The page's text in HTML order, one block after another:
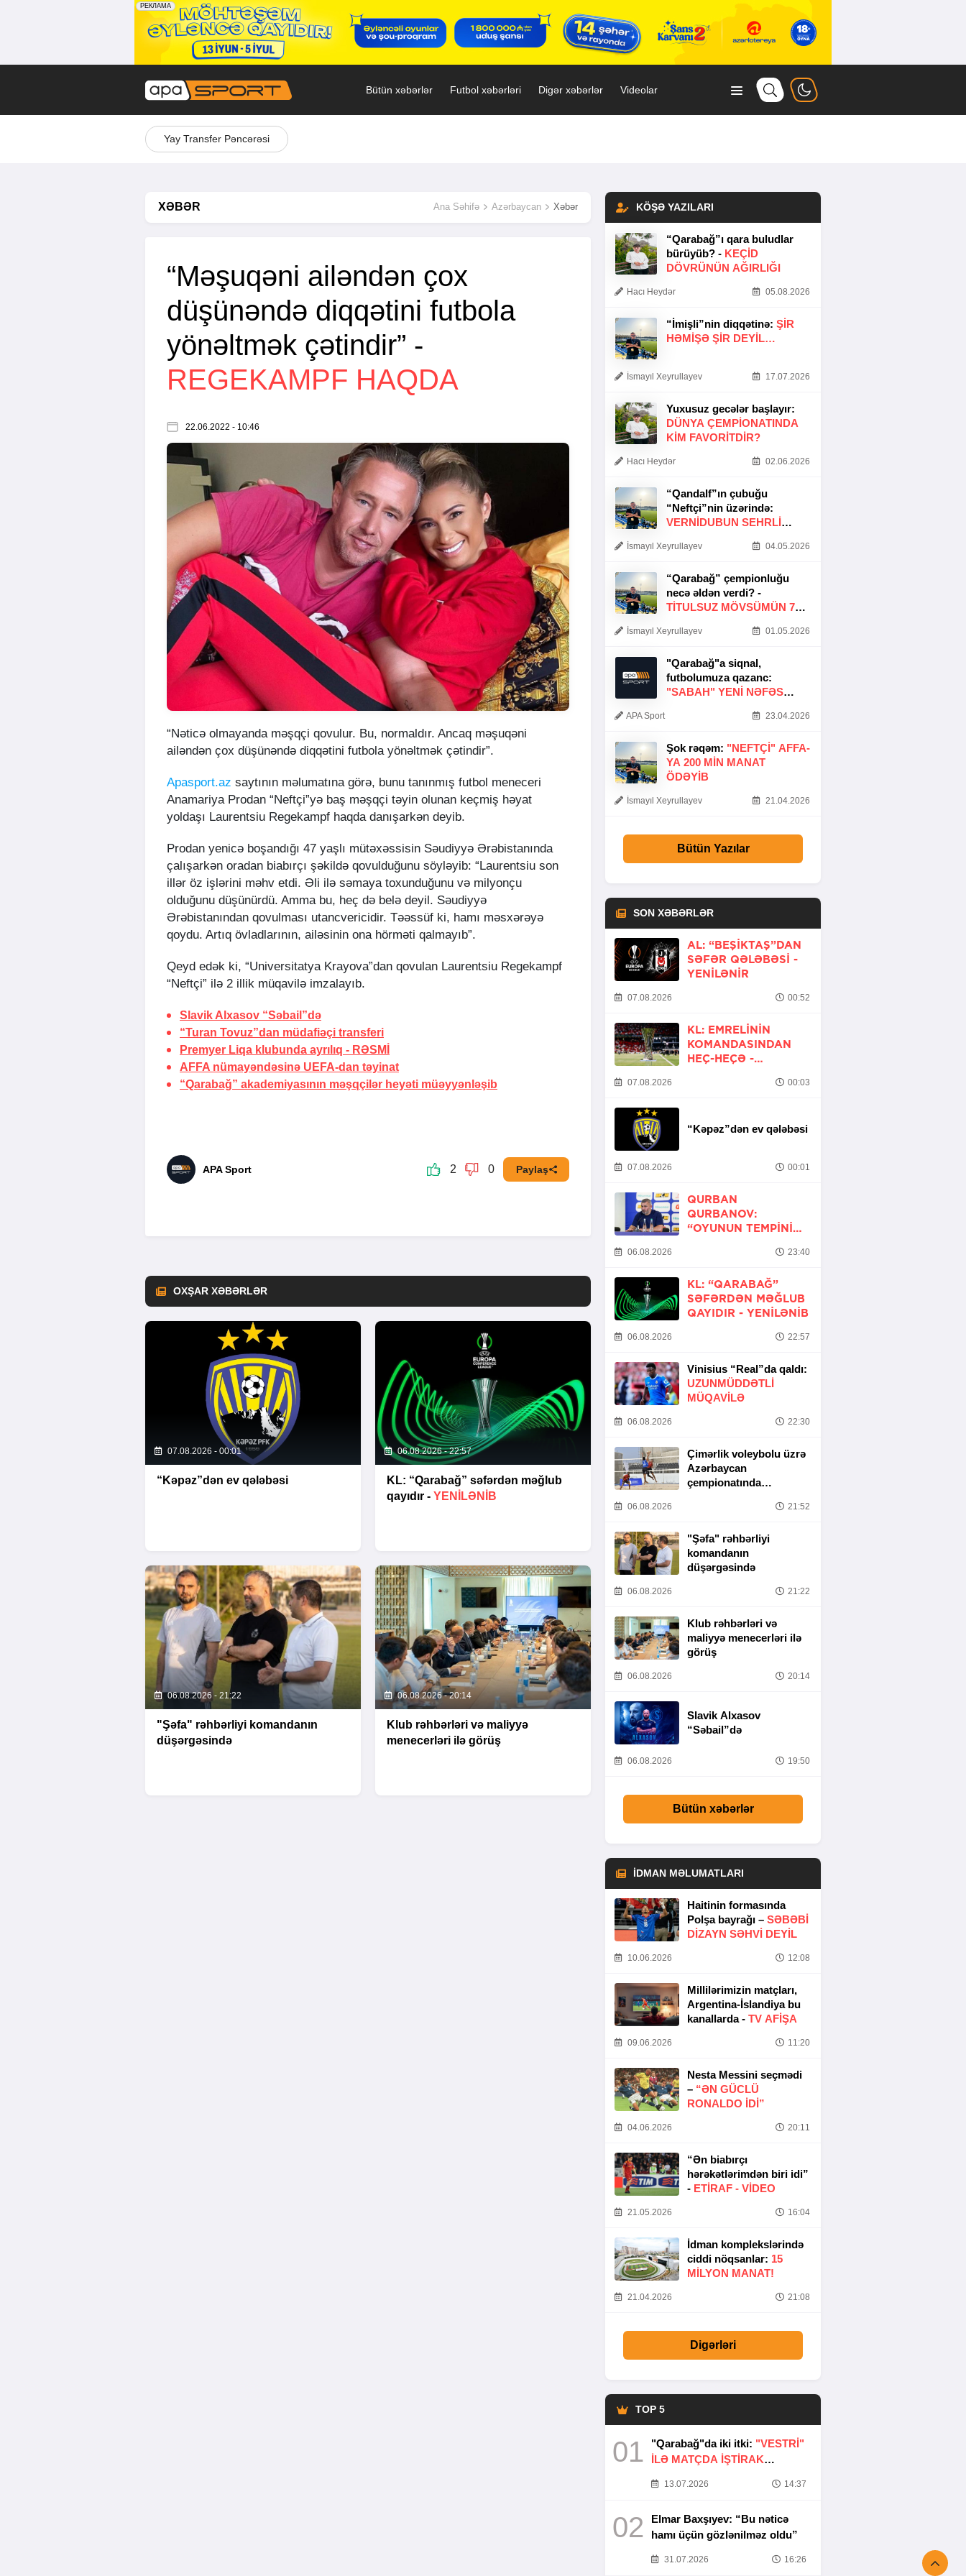
Bütün xəbərlər Futbol xəbərləri Digər xəbərlər Videolar
Yay Transfer Pəncərəsi
XƏBƏR Ana Səhifə Azərbaycan Xəbər
“Məşuqəni ailəndən çox
düşünəndə diqqətini futbola
yönəltmək çətindir” -
REGEKAMPF HAQDA
22.06.2022 - 10:46
“Nəticə olmayanda məşqçi qovulur. Bu, normaldır. Ancaq məşuqəni
ailəndən çox düşünəndə diqqətini futbola yönəltmək çətindir”.
Apasport.az saytının məlumatına görə, bunu tanınmış futbol meneceri
Anamariya Prodan “Neftçi”yə baş məşqçi təyin olunan keçmiş həyat
yoldaşı Laurentsiu Regekampf haqda danışarkən deyib.
Prodan yenicə boşandığı 47 yaşlı mütəxəssisin Səudiyyə Ərəbistanında
çalışarkən oradan biabırçı şəkildə qovulduğunu söyləyib: “Laurentsiu son
illər öz işlərini məhv etdi. Əli ilə səmaya toxunduğunu və milyonçu
olduğunu düşünürdü. Amma bu, heç də belə deyil. Səudiyyə
Ərəbistanından qovulması utancvericidir. Təəssüf ki, hamı məsxərəyə
qoydu. Artıq övladlarının, ailəsinin ona hörməti qalmayıb”.
Qeyd edək ki, “Universitatya Krayova”dan qovulan Laurentsiu Regekampf
“Neftçi” ilə 2 illik müqavilə imzalayıb.
Slavik Alxasov “Səbail”də
“Turan Tovuz”dan müdafiəçi transferi
Premyer Liqa klubunda ayrılıq - RƏSMİ
AFFA nümayəndəsinə UEFA-dan təyinat
“Qarabağ” akademiyasının məşqçilər heyəti müəyyənləşib
APA Sport 2 0 Paylaş
OXŞAR XƏBƏRLƏR
07.08.2026 - 00:01
“Kəpəz”dən ev qələbəsi
06.08.2026 - 22:57
KL: “Qarabağ” səfərdən məğlub
qayıdır - YENİLƏNİB
06.08.2026 - 21:22
"Şəfa" rəhbərliyi komandanın
düşərgəsində
06.08.2026 - 20:14
Klub rəhbərləri və maliyyə
menecerləri ilə görüş
KÖŞƏ YAZILARI
“Qarabağ”ı qara buludlar
bürüyüb? - KEÇID
DÖVRÜNÜN AĞIRLIĞI
Hacı Heydər 05.08.2026
“İmişli”nin diqqətinə: ŞIR
HƏMIŞƏ ŞIR DEYIL…
İsmayıl Xeyrullayev 17.07.2026
Yuxusuz gecələr başlayır:
DÜNYA ÇEMPIONATINDA
KIM FAVORITDIR?
Hacı Heydər 02.06.2026
“Qandalf”ın çubuğu
“Neftçi”nin üzərində:
VERNİDUBUN SEHRLİ
İsmayıl Xeyrullayev 04.05.2026
“Qarabağ” çempionluğu
necə əldən verdi? -
TITULSUZ MÖVSÜMÜN 7
İsmayıl Xeyrullayev 01.05.2026
"Qarabağ"a siqnal,
futbolumuza qazanc:
"SABAH" YENI NƏFƏS
APA Sport 23.04.2026
Şok rəqəm: "NEFTÇI" AFFA-
YA 200 MIN MANAT
ÖDƏYIB
İsmayıl Xeyrullayev 21.04.2026
Bütün Yazılar
SON XƏBƏRLƏR
AL: “BEŞIKTAŞ”DAN
SƏFƏR QƏLƏBƏSI -
YENİLƏNİR
07.08.2026 00:52
KL: EMRELININ
KOMANDASINDAN
HEÇ-HEÇƏ -
07.08.2026 00:03
“Kəpəz”dən ev qələbəsi
07.08.2026 00:01
QURBAN
QURBANOV:
“OYUNUN TEMPINI
06.08.2026 23:40
KL: “QARABAĞ”
SƏFƏRDƏN MƏĞLUB
QAYIDIR - YENİLƏNİB
06.08.2026 22:57
Vinisius “Real”da qaldı:
UZUNMÜDDƏTLİ
MÜQAVİLƏ
06.08.2026 22:30
Çimərlik voleybolu üzrə
Azərbaycan
çempionatında
06.08.2026 21:52
"Şəfa" rəhbərliyi
komandanın
düşərgəsində
06.08.2026 21:22
Klub rəhbərləri və
maliyyə menecerləri ilə
görüş
06.08.2026 20:14
Slavik Alxasov
“Səbail”də
06.08.2026 19:50
Bütün xəbərlər
İDMAN MƏLUMATLARI
Haitinin formasında
Polşa bayrağı – SƏBƏBI
DIZAYN SƏHVI DEYIL
10.06.2026 12:08
Millilərimizin matçları,
Argentina-İslandiya bu
kanallarda - TV AFİŞA
09.06.2026 11:20
Nesta Messini seçmədi
– “ƏN GÜCLÜ
RONALDO IDI”
04.06.2026 20:11
“Ən biabırçı
hərəkətlərimdən biri idi”
- ETIRAF - VİDEO
21.05.2026 16:04
İdman komplekslərində
ciddi nöqsanlar: 15
MILYON MANAT!
21.04.2026 21:08
Digərləri
TOP 5
01 "Qarabağ"da iki itki: "VESTRİ"
İLƏ MATÇDA İŞTİRAK
13.07.2026 14:37
02
Elmar Baxşıyev: “Bu nəticə
hamı üçün gözlənilməz oldu”
31.07.2026 16:26